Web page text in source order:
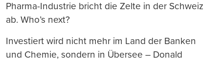
Pharma-Industrie bricht die Zelte in der Schweiz
ab. Who’s next?
Investiert wird nicht mehr im Land der Banken
und Chemie, sondern in Übersee – Donald